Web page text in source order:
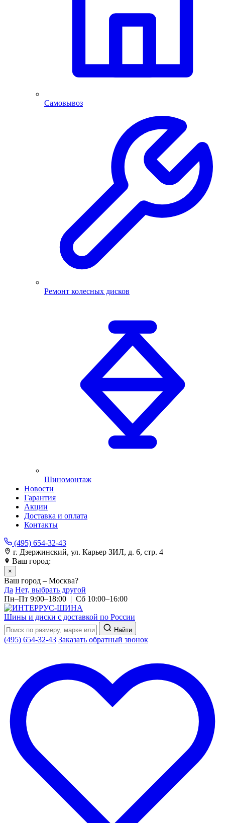
Самовывоз
Ремонт колесных дисков
Шиномонтаж
Новости
Гарантия
Акции
Доставка и оплата
Контакты
(495) 654-32-43
г. Дзержинский, ул. Карьер ЗИЛ, д. 6, стр. 4
Ваш город:
×
Ваш город – Москва?
Да Нет, выбрать другой
Пн–Пт 9:00–18:00 | Сб 10:00–16:00
Шины и диски с доставкой по России
Найти
(495) 654-32-43 Заказать обратный звонок